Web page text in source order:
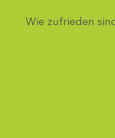
Wie zufrieden